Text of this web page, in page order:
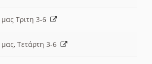
Τριτη 3-6
Τετάρτη 3-6